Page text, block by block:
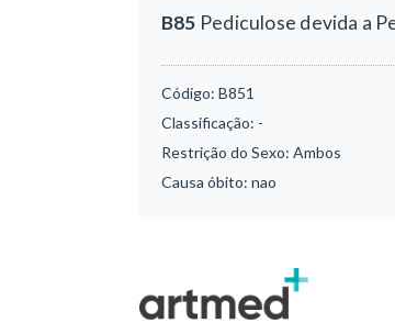
B85 Pediculose devida a
Código: B851
Classificação: -
Restrição do Sexo: Ambos
Causa óbito: nao